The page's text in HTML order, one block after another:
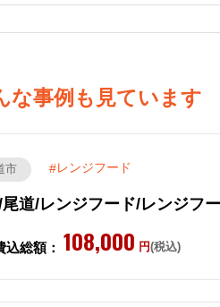
な事例も見ています
市 レンジフード
道/レンジフード/レンジフ
込総額： 108,000 円(税込)